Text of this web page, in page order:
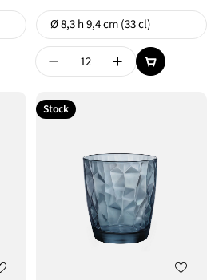
{{ Product }}De {{ Product }}
Formato
Ø 8,3 h 9,4 cm (33 cl)
Disminuir Cantidad De
Aumentar
Stock